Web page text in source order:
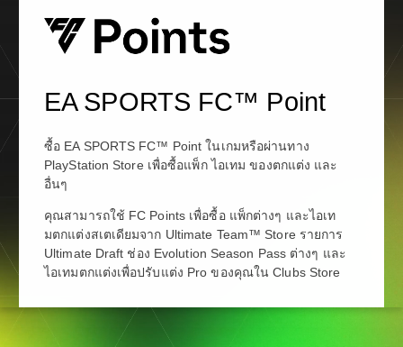
EA SPORTS FC™ Point
ซื้อ EA SPORTS FC™ Point ในเกมหรือผ่านทาง
PlayStation Store เพื่อซื้อแพ็ก ไอเทม ของตกแต่ง และ
อื่นๆ
คุณสามารถใช้ FC Points เพื่อซื้อ แพ็กต่างๆ และไอเท
มตกแต่งสเตเดียมจาก Ultimate Team™ Store รายการ
Ultimate Draft ช่อง Evolution Season Pass ต่างๆ และ
ไอเทมตกแต่งเพื่อปรับแต่ง Pro ของคุณใน Clubs Store